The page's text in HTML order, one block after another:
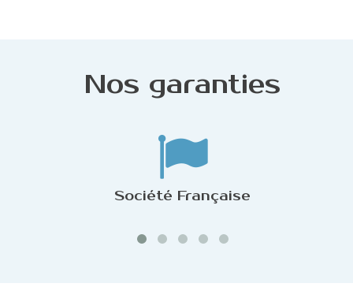
Nos garanties
Société Française